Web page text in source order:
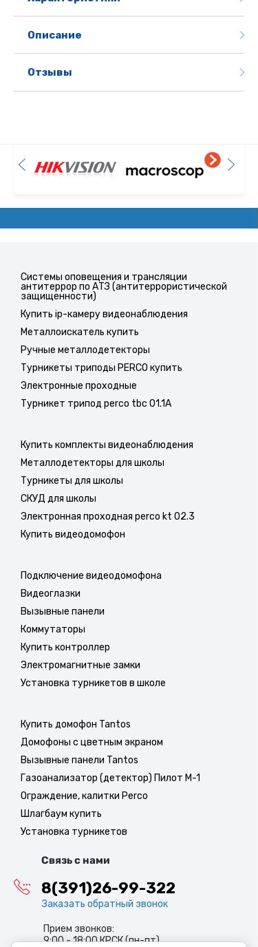
Описание
Отзывы
Системы оповещения и трансляции
антитеррор по АТЗ (антитеррористической
защищенности)
Купить ip-камеру видеонаблюдения
Металлоискатель купить
Ручные металлодетекторы
Турникеты триподы PERCO купить
Электронные проходные
Турникет трипод perco tbc 01.1A
Купить комплекты видеонаблюдения
Металлодетекторы для школы
Турникеты для школы
СКУД для школы
Электронная проходная perco kt 02.3
Купить видеодомофон
Подключение видеодомофона
Видеоглазки
Вызывные панели
Коммутаторы
Купить контроллер
Электромагнитные замки
Установка турникетов в школе
Купить домофон Tantos
Домофоны с цветным экраном
Вызывные панели Tantos
Газоанализатор (детектор) Пилот М-1
Ограждение, калитки Perco
Шлагбаум купить
Установка турникетов
Связь с нами
8(391)26-99-322
Заказать обратный звонок
Прием звонков:
9:00 - 18:00 КРСК (пн-пт)